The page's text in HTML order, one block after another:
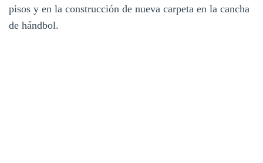
pisos y en la construcción de nueva carpeta en la cancha
de hándbol.